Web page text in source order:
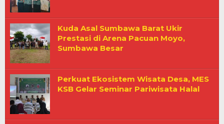
Kuda Asal Sumbawa Barat Ukir
Prestasi di Arena Pacuan Moyo,
Sumbawa Besar
Perkuat Ekosistem Wisata Desa, MES
KSB Gelar Seminar Pariwisata Halal